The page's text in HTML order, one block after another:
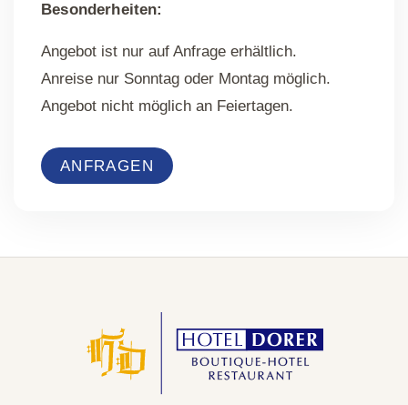
Besonderheiten:
Angebot ist nur auf Anfrage erhältlich.
Anreise nur Sonntag oder Montag möglich.
Angebot nicht möglich an Feiertagen.
ANFRAGEN